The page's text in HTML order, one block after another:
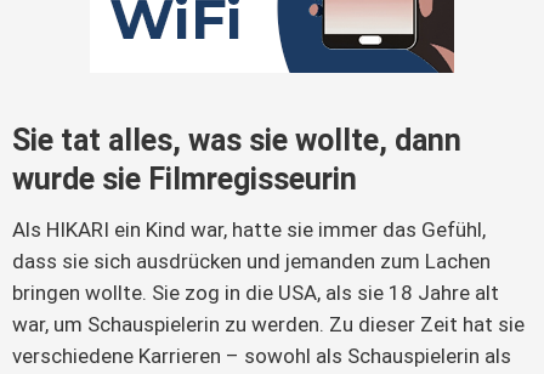
Sie tat alles, was sie wollte, dann
wurde sie Filmregisseurin
Als HIKARI ein Kind war, hatte sie immer das Gefühl,
dass sie sich ausdrücken und jemanden zum Lachen
bringen wollte. Sie zog in die USA, als sie 18 Jahre alt
war, um Schauspielerin zu werden. Zu dieser Zeit hat sie
verschiedene Karrieren – sowohl als Schauspielerin als